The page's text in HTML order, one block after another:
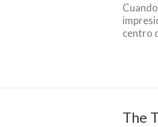
centro
The